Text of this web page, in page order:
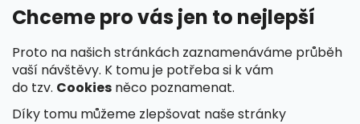
Chceme pro vás jen to nejlepší
Proto na našich stránkách zaznamenáváme průběh
vaší návštěvy. K tomu je potřeba si k vám
do tzv. Cookies něco poznamenat.
Díky tomu můžeme zlepšovat naše stránky
5,0
z
5
hvězdiček.
DO KOŠÍKU